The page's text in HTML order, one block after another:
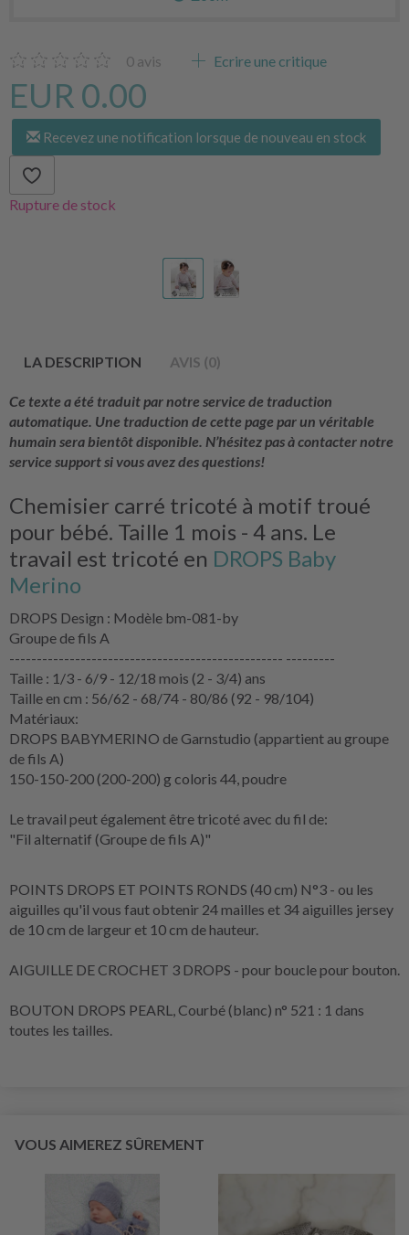
0 avis Ecrire une critique
EUR 0.00
Recevez une notification lorsque de nouveau en stock
Rupture de stock
LA DESCRIPTION AVIS (0)
Ce texte a été traduit par notre service de traduction
automatique. Une traduction de cette page par un véritable
humain sera bientôt disponible. N’hésitez pas à contacter notre
service support si vous avez des questions!
Chemisier carré tricoté à motif troué
pour bébé. Taille 1 mois - 4 ans. Le
travail est tricoté en DROPS Baby
Merino
DROPS Design : Modèle bm-081-by
Groupe de fils A
-------------------------------------------------- ---------
Taille : 1/3 - 6/9 - 12/18 mois (2 - 3/4) ans
Taille en cm : 56/62 - 68/74 - 80/86 (92 - 98/104)
Matériaux:
DROPS BABYMERINO de Garnstudio (appartient au groupe
de fils A)
150-150-200 (200-200) g coloris 44, poudre
Le travail peut également être tricoté avec du fil de:
"Fil alternatif (Groupe de fils A)"
POINTS DROPS ET POINTS RONDS (40 cm) N°3 - ou les
aiguilles qu'il vous faut obtenir 24 mailles et 34 aiguilles jersey
de 10 cm de largeur et 10 cm de hauteur.
AIGUILLE DE CROCHET 3 DROPS - pour boucle pour bouton.
BOUTON DROPS PEARL, Courbé (blanc) n° 521 : 1 dans
toutes les tailles.
VOUS AIMEREZ SÛREMENT